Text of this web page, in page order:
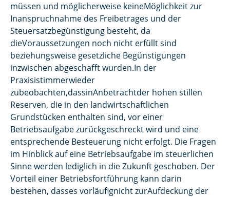
müssen und möglicherweise keineMöglichkeit zur
Inanspruchnahme des Freibetrages und der
Steuersatzbegünstigung besteht, da
dieVoraussetzungen noch nicht erfüllt sind
beziehungsweise gesetzliche Begünstigungen
inzwischen abgeschafft wurden.In der
Praxisistimmerwieder
zubeobachten,dassinAnbetrachtder hohen stillen
Reserven, die in den landwirtschaftlichen
Grundstücken enthalten sind, vor einer
Betriebsaufgabe zurückgeschreckt wird und eine
entsprechende Besteuerung nicht erfolgt. Die Fragen
im Hinblick auf eine Betriebsaufgabe im steuerlichen
Sinne werden lediglich in die Zukunft geschoben. Der
Vorteil einer Betriebsfortführung kann darin
bestehen, dasses vorläufignicht zurAufdeckung der